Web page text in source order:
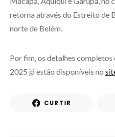
retorna através do Estreito de
norte de Belém.
Por fim, os detalhes
2025 já estão disponíveis no
CURTIR